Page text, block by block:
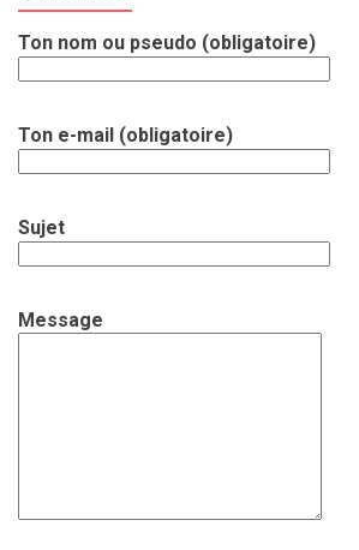
Ton nom ou pseudo (obligatoire)
Ton e-mail (obligatoire)
Sujet
Message